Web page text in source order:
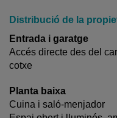
Distribució de la
Entrada i garatge
Accés directe des del
cotxe
Planta baixa
Cuina i saló-menjador